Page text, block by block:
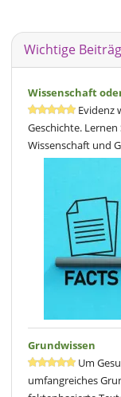
Wichtige
Wissenschaft
Evidenz
Geschichte.
Wissenschaft und
Grundwissen
Um
umfangreiches